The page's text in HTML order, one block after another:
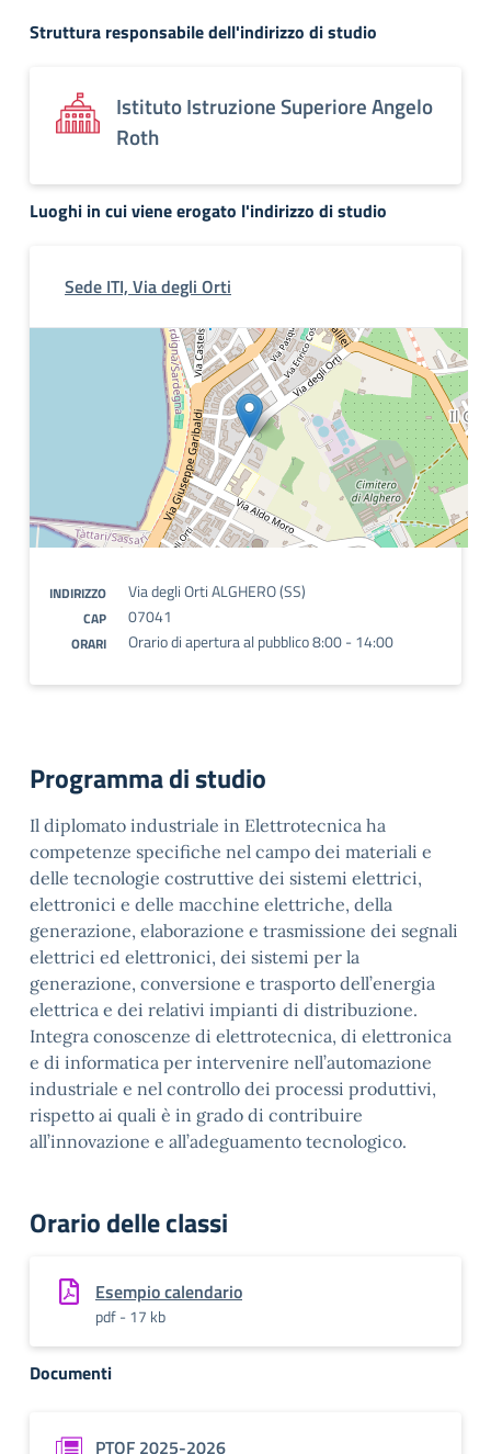
Struttura responsabile dell'indirizzo di studio
Istituto Istruzione Superiore Angelo
Roth
Luoghi in cui viene erogato l'indirizzo di studio
Sede ITI, Via degli Orti
INDIRIZZO Via degli Orti ALGHERO (SS)
CAP 07041
ORARI Orario di apertura al pubblico 8:00 - 14:00
Programma di studio
Il diplomato industriale in Elettrotecnica ha
competenze specifiche nel campo dei materiali e
delle tecnologie costruttive dei sistemi elettrici,
elettronici e delle macchine elettriche, della
generazione, elaborazione e trasmissione dei segnali
elettrici ed elettronici, dei sistemi per la
generazione, conversione e trasporto dell’energia
elettrica e dei relativi impianti di distribuzione.
Integra conoscenze di elettrotecnica, di elettronica
e di informatica per intervenire nell’automazione
industriale e nel controllo dei processi produttivi,
rispetto ai quali è in grado di contribuire
all’innovazione e all’adeguamento tecnologico.
Orario delle classi
Esempio calendario
pdf - 17 kb
Documenti
PTOF 2025-2026